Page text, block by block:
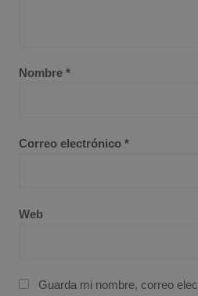
Nombre *
Correo electrónico *
Web
Guarda mi nombre, correo